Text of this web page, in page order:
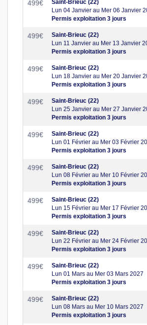
499€
Saint-Brieuc (22)
Lun 04 Janvier au Mer 06 Janvier
Permis exploitation 3 jours
499€
Saint-Brieuc (22)
Lun 11 Janvier au Mer 13 Janvier
Permis exploitation 3 jours
499€
Saint-Brieuc (22)
Lun 18 Janvier au Mer 20 Janvier
Permis exploitation 3 jours
499€
Saint-Brieuc (22)
Lun 25 Janvier au Mer 27 Janvier
Permis exploitation 3 jours
499€
Saint-Brieuc (22)
Lun 01 Février au Mer 03 Février
Permis exploitation 3 jours
499€
Saint-Brieuc (22)
Lun 08 Février au Mer 10 Février
Permis exploitation 3 jours
499€
Saint-Brieuc (22)
Lun 15 Février au Mer 17 Février
Permis exploitation 3 jours
499€
Saint-Brieuc (22)
Lun 22 Février au Mer 24 Février
Permis exploitation 3 jours
499€
Saint-Brieuc (22)
Lun 01 Mars au Mer 03 Mars 2027
Permis exploitation 3 jours
499€
Saint-Brieuc (22)
Lun 08 Mars au Mer 10 Mars 2027
Permis exploitation 3 jours